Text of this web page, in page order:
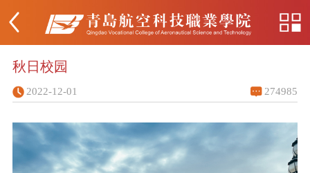
秋日校园
2022-12-01 274985